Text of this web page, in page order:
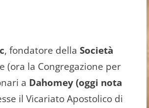
, fondatore della Società
(ora la Congregazione per
a Dahomey (oggi nota
il Vicariato Apostolico di